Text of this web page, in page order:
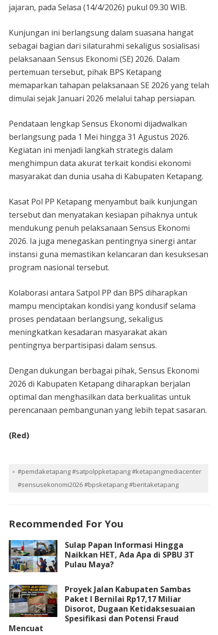
jajaran, pada Selasa (14/4/2026) pukul 09.30 WIB.
Kunjungan ini berlangsung dalam suasana hangat
sebagai bagian dari silaturahmi sekaligus sosialisasi
pelaksanaan Sensus Ekonomi (SE) 2026. Dalam
pertemuan tersebut, pihak BPS Ketapang
memaparkan tahapan pelaksanaan SE 2026 yang telah
dimulai sejak Januari 2026 melalui tahap persiapan.
Pendataan lengkap Sensus Ekonomi dijadwalkan
berlangsung pada 1 Mei hingga 31 Agustus 2026.
Kegiatan ini menjadi langkah strategis dalam
menghimpun data akurat terkait kondisi ekonomi
masyarakat dan dunia usaha di Kabupaten Ketapang.
Kasat Pol PP Ketapang menyambut baik kunjungan
tersebut dan menyatakan kesiapan pihaknya untuk
mendukung penuh pelaksanaan Sensus Ekonomi
2026. Ia juga menegaskan pentingnya sinergi antar
instansi guna memastikan kelancaran dan kesuksesan
program nasional tersebut.
Kolaborasi antara Satpol PP dan BPS diharapkan
mampu menciptakan kondisi yang kondusif selama
proses pendataan berlangsung, sekaligus
meningkatkan kesadaran masyarakat akan
pentingnya berpartisipasi dalam sensus.
Dengan dukungan berbagai pihak, Sensus Ekonomi
2026 di Kabupaten Ketapang diharapkan berjalan
optimal dan menghasilkan data berkualitas untuk
perencanaan pembangunan yang lebih tepat sasaran.
(Red)
#pemdaketapang #satpolppketapang #ketapangmediacenter
#sensusekonomi2026 #bpsketapang #beritaketapang
Recommended For You
Sulap Papan Informasi Hingga
Naikkan HET, Ada Apa di SPBU 3T
Pulau Maya?
Proyek Jalan Kabupaten Sambas
Paket I Bernilai Rp17,17 Miliar
Disorot, Dugaan Ketidaksesuaian
Spesifikasi dan Potensi Fraud
Mencuat